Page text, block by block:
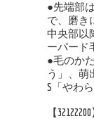
●先端部
で、磨き
中央部以
ーパード
●毛のか
う」、萌
S「やわ
【32122200